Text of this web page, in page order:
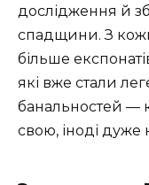
дослідження й
спадщини. З
більше
які вже стали
банальностей —
свою, іноді дуже